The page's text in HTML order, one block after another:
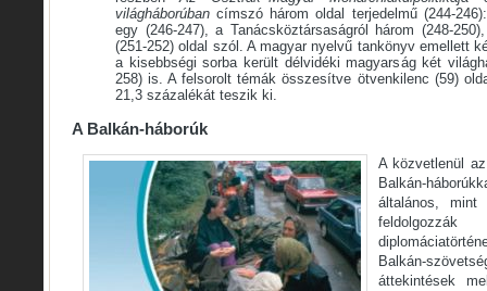
világháborúban címszó három oldal terjedelmű (244-
egy (246-247), a Tanácsköztársaságról három (248-
(251-252) oldal szól. A magyar nyelvű tankönyv emellett
a kisebbségi sorba került délvidéki magyarság két
258) is. A felsorolt témák összesítve ötvenkilenc (59)
21,3 százalékát teszik ki.
A Balkán-háborúk
A közvetlenül
Balkán-
általános, mint
Balkán-
áttekintések